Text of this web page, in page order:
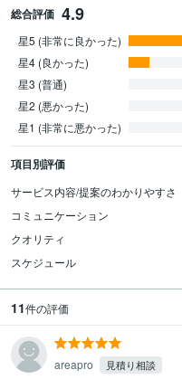
総合評価 4.9
星5 (非常に良かった)
星4 (良かった)
星3 (普通)
星2 (悪かった)
星1 (非常に悪かった)
項目別評価
サービス内容/提案のわかりやすさ
コミュニケーション
クオリティ
スケジュール
11件の評価
areapro 見積り相談